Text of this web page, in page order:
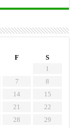
F
S
1
7
8
14
15
21
22
28
29